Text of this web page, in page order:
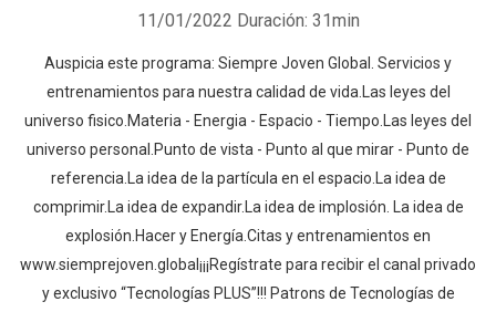
11/01/2022 Duración: 31min
Auspicia este programa: Siempre Joven Global. Servicios y
entrenamientos para nuestra calidad de vida.Las leyes del
universo fisico.Materia - Energia - Espacio - Tiempo.Las leyes del
universo personal.Punto de vista - Punto al que mirar - Punto de
referencia.La idea de la partícula en el espacio.La idea de
comprimir.La idea de expandir.La idea de implosión. La idea de
explosión.Hacer y Energía.Citas y entrenamientos en
www.siemprejoven.global¡¡¡Regístrate para recibir el canal privado
y exclusivo “Tecnologías PLUS”!!! Patrons de Tecnologías de